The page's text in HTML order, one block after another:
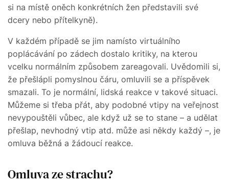
si na místě oněch konkrétních žen představili své
dcery nebo přítelkyně).
V každém případě se jim namísto virtuálního
poplácávání po zádech dostalo kritiky, na kterou
vcelku normálním způsobem zareagovali. Uvědomili si,
že přešlápli pomyslnou čáru, omluvili se a příspěvek
smazali. To je normální, lidská reakce v takové situaci.
Můžeme si třeba přát, aby podobné vtipy na veřejnost
nevypouštěli vůbec, ale když už se to stane – a udělat
přešlap, nevhodný vtip atd. může asi někdy každý –, je
omluva běžná a žádoucí reakce.
Omluva ze strachu?